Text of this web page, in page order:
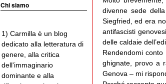
divenne sede
Siegfried, ed era
antifascisti
delle caldaie
Rendendomi
ghignate, provo a
Genova – mi
Chi siamo
1) Carmilla è un blog
dedicato alla letteratura di
genere, alla critica
dell'immaginario
dominante e alla